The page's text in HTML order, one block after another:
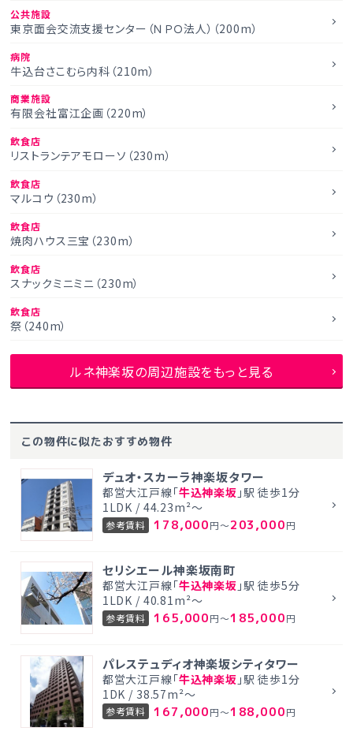
公共施設
東京面会交流支援センター（ＮＰＯ法人）（200m）
病院
牛込台さこむら内科（210m）
商業施設
有限会社富江企画（220m）
飲食店
リストランテアモローソ（230m）
飲食店
マルコウ（230m）
飲食店
焼肉ハウス三宝（230m）
飲食店
スナックミニミニ（230m）
飲食店
祭（240m）
ルネ神楽坂の周辺施設をもっと見る
この物件に似たおすすめ物件
デュオ・スカーラ神楽坂タワー
都営大江戸線「牛込神楽坂 」駅 徒歩1分
1LDK / 44.23m²～
参考賃料 178,000円～203,000円
セリシエール神楽坂南町
都営大江戸線「牛込神楽坂 」駅 徒歩5分
1LDK / 40.81m²～
参考賃料 165,000円～185,000円
パレステュディオ神楽坂シティタワー
都営大江戸線「牛込神楽坂 」駅 徒歩1分
1DK / 38.57m²～
参考賃料 167,000円～188,000円